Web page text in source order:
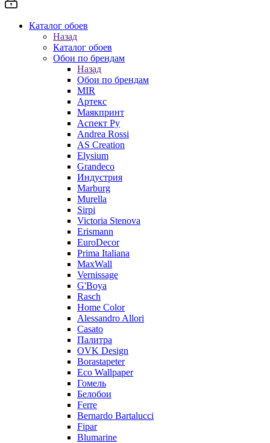
Каталог обоев
Назад
Каталог обоев
Обои по брендам
Назад
Обои по брендам
MIR
Артекс
Маякпринт
Аспект Ру
Andrea Rossi
AS Creation
Elysium
Grandeco
Индустрия
Marburg
Murella
Sirpi
Victoria Stenova
Erismann
EuroDecor
Prima Italiana
MaxWall
Vernissage
G'Boya
Rasch
Home Color
Alessandro Allori
Casato
Палитра
OVK Design
Borastapeter
Eco Wallpaper
Гомель
Белобои
Ferre
Bernardo Bartalucci
Fipar
Blumarine